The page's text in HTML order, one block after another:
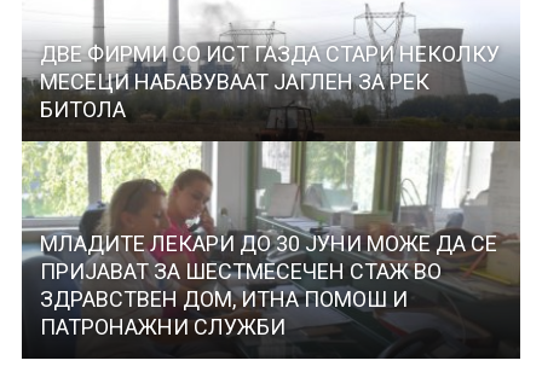
ДВЕ ФИРМИ СО ИСТ ГАЗДА СТАРИ НЕКОЛКУ
МЕСЕЦИ НАБАВУВААТ ЈАГЛЕН ЗА РЕК
БИТОЛА
МЛАДИТЕ ЛЕКАРИ ДО 30 ЈУНИ МОЖЕ ДА СЕ
ПРИЈАВАТ ЗА ШЕСТМЕСЕЧЕН СТАЖ ВО
ЗДРАВСТВЕН ДОМ, ИТНА ПОМОШ И
ПАТРОНАЖНИ СЛУЖБИ